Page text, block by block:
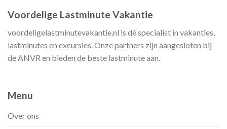
Voordelige Lastminute Vakantie
voordeligelastminutevakantie.nl is dé specialist in vakanties,
lastminutes en excursies. Onze partners zijn aangesloten bij
de ANVR en bieden de beste lastminute aan.
Menu
Over ons